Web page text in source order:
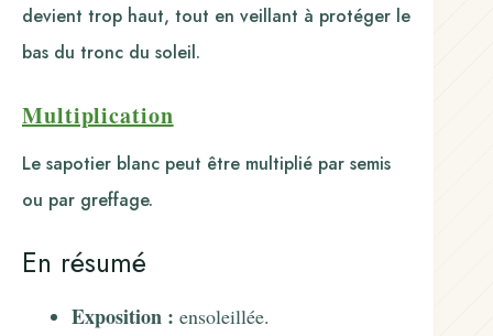
devient trop haut, tout en veillant à protéger le
bas du tronc du soleil.
Multiplication
Le sapotier blanc peut être multiplié par semis
ou par greffage.
En résumé
Exposition : ensoleillée.